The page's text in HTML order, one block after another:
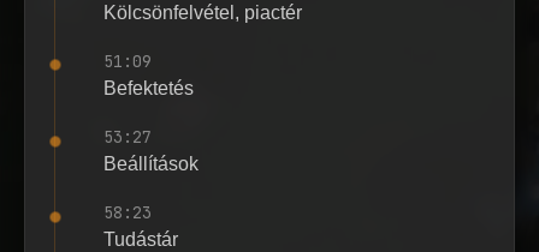
Kölcsönfelvétel, piactér
51:09
Befektetés
53:27
Beállítások
58:23
Tudástár